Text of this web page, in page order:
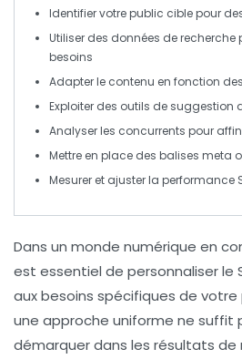
Identifier votrepublic ciblepour
Utiliser des données de recherche
besoins
Adapter le contenu en fonction des
Exploiter des outils de suggestion
Analyser les concurrents pour
Mettre en place des balises meta
Mesurer et ajuster la performance
Dans un monde numérique en
est essentiel de personnaliser le
aux besoins spécifiques de votre
une approche uniforme ne suffit
démarquer dans les résultats de